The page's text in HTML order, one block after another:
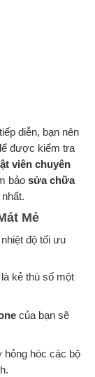
diễn, bạn nên
được kiểm tra
viên chuyên
bảo sửa chữa
Mẻ
độ tối ưu
kẻ thù số một
của bạn sẽ
hỏng hóc các bộ